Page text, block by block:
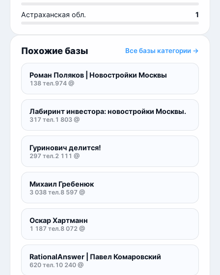
Астраханская обл. 1
Похожие базы Все базы категории →
Роман Поляков | Новостройки Москвы
138 тел.974 @
Лабиринт инвестора: новостройки Москвы.
317 тел. 1 803 @
Гуринович делится!
297 тел.2 111 @
Михаил Гребенюк
3 038 тел.8 597 @
Оскар Хартманн
1 187 тел.8 072 @
RationalAnswer | Павел Комаровский
620 тел. 10 240 @